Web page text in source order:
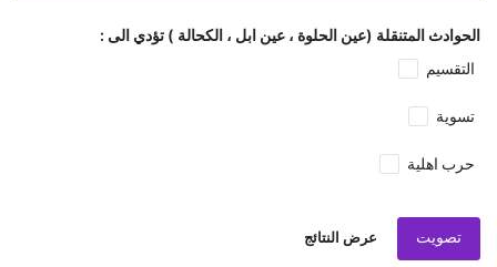
الحوادث المتنقلة (عين الحلوة ، عين ابل ، الكحالة ) تؤدي الى :
التقسيم
تسوية
حرب اهلية
تصويت عرض النتائج